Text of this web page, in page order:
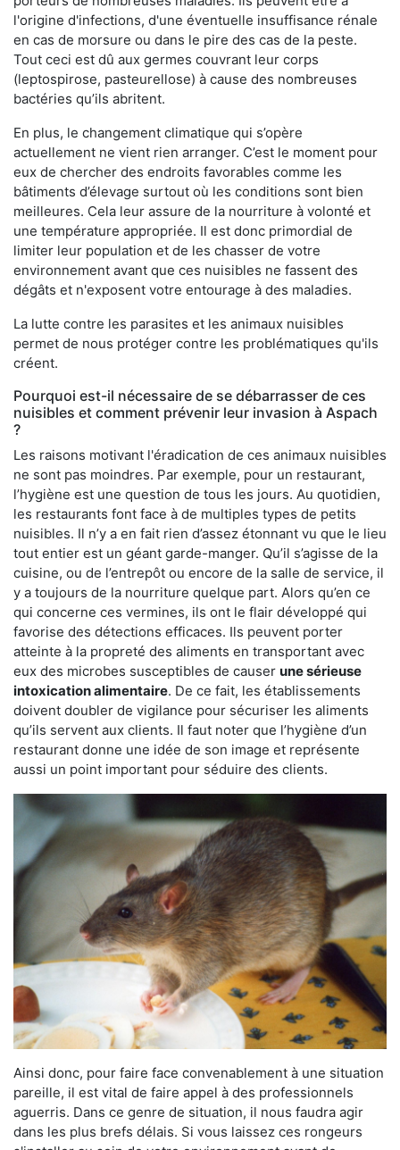
l'origine d'infections, d'une éventuelle insuffisance rénale
en cas de morsure ou dans le pire des cas de la peste.
Tout ceci est dû aux germes couvrant leur corps
(leptospirose, pasteurellose) à cause des nombreuses
bactéries qu’ils abritent.
En plus, le changement climatique qui s’opère
actuellement ne vient rien arranger. C’est le moment pour
eux de chercher des endroits favorables comme les
bâtiments d’élevage surtout où les conditions sont bien
meilleures. Cela leur assure de la nourriture à volonté et
une température appropriée. Il est donc primordial de
limiter leur population et de les chasser de votre
environnement avant que ces nuisibles ne fassent des
dégâts et n'exposent votre entourage à des maladies.
La lutte contre les parasites et les animaux nuisibles
permet de nous protéger contre les problématiques qu'ils
créent.
Pourquoi est-il nécessaire de se débarrasser de ces
nuisibles et comment prévenir leur invasion à Aspach
?
Les raisons motivant l'éradication de ces animaux nuisibles
ne sont pas moindres. Par exemple, pour un restaurant,
l’hygiène est une question de tous les jours. Au quotidien,
les restaurants font face à de multiples types de petits
nuisibles. Il n’y a en fait rien d’assez étonnant vu que le lieu
tout entier est un géant garde-manger. Qu’il s’agisse de la
cuisine, ou de l’entrepôt ou encore de la salle de service, il
y a toujours de la nourriture quelque part. Alors qu’en ce
qui concerne ces vermines, ils ont le flair développé qui
favorise des détections efficaces. Ils peuvent porter
atteinte à la propreté des aliments en transportant avec
eux des microbes susceptibles de causer une sérieuse
intoxication alimentaire. De ce fait, les établissements
doivent doubler de vigilance pour sécuriser les aliments
qu’ils servent aux clients. Il faut noter que l’hygiène d’un
restaurant donne une idée de son image et représente
aussi un point important pour séduire des clients.
Ainsi donc, pour faire face convenablement à une situation
pareille, il est vital de faire appel à des professionnels
aguerris. Dans ce genre de situation, il nous faudra agir
dans les plus brefs délais. Si vous laissez ces rongeurs